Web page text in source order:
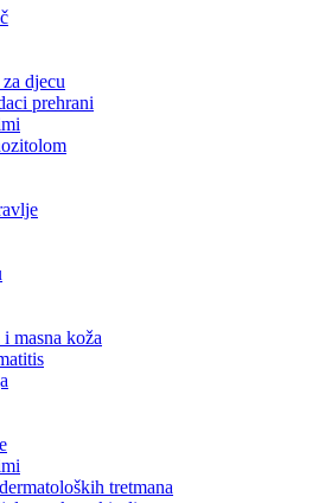
djecu
prehrani
masna koža
tretmana